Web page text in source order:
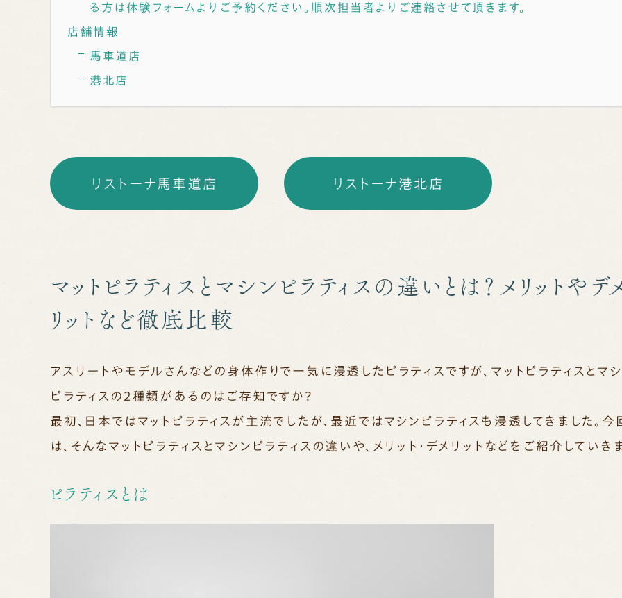
る方は体験フォームよりご予約ください。順次担当者よりご連絡させて頂きます。
店舗情報
馬車道店
港北店
リストーナ馬車道店 リストーナ港北店
マットピラティスとマシンピラティスの違いとは？メリットやデ
リットなど徹底比較
アスリートやモデルさんなどの身体作りで一気に浸透したピラティスですが、マットピラティスとマ
ピラティスの２種類があるのはご存知ですか？
最初、日本ではマットピラティスが主流でしたが、最近ではマシンピラティスも浸透してきました。今
は、そんなマットピラティスとマシンピラティスの違いや、メリット・デメリットなどをご紹介していき
ピラティスとは